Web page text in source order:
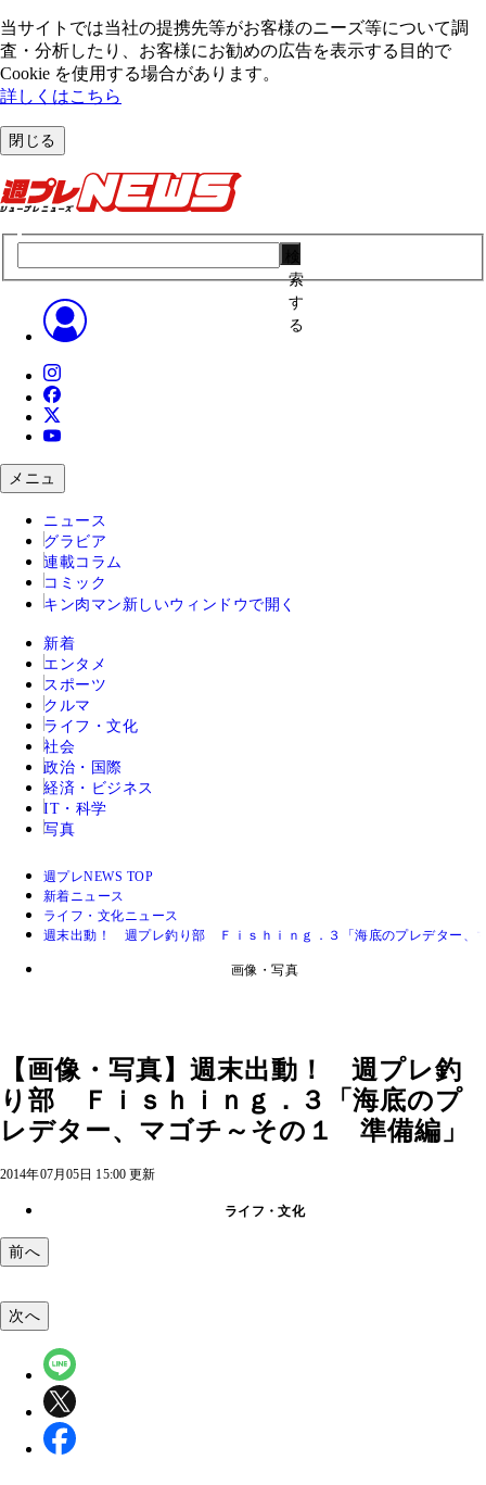
当サイトでは当社の提携先等がお客様のニーズ等について調
査・分析したり、お客様にお勧めの広告を表⽰する⽬的で
Cookie を使⽤する場合があります。
詳しくはこちら
閉じる
索
す
る
メニュ
ニュース
グラビア
連載コラム
コミック
キン肉マン 新しいウィンドウで開く
新着
エンタメ
スポーツ
クルマ
ライフ・文化
社会
政治・国際
経済・ビジネス
IT・科学
写真
週プレNEWS TOP
新着ニュース
ライフ・文化ニュース
週末出動！ 週プレ釣り部 Ｆｉｓｈｉｎｇ．３「海底のプレデター、
画像・写真
【画像・写真】週末出動！ 週プレ釣
り部 Ｆｉｓｈｉｎｇ．３「海底のプ
レデター、マゴチ～その１ 準備編」
2014年07月05日 15:00 更新
ライフ・文化
前へ
次へ